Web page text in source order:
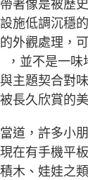
著像是被歷
施低調沉穩
外觀處理，
，並不是一
主題契合對
長久欣賞的
道，許多小
在有手機平
木、娃娃之